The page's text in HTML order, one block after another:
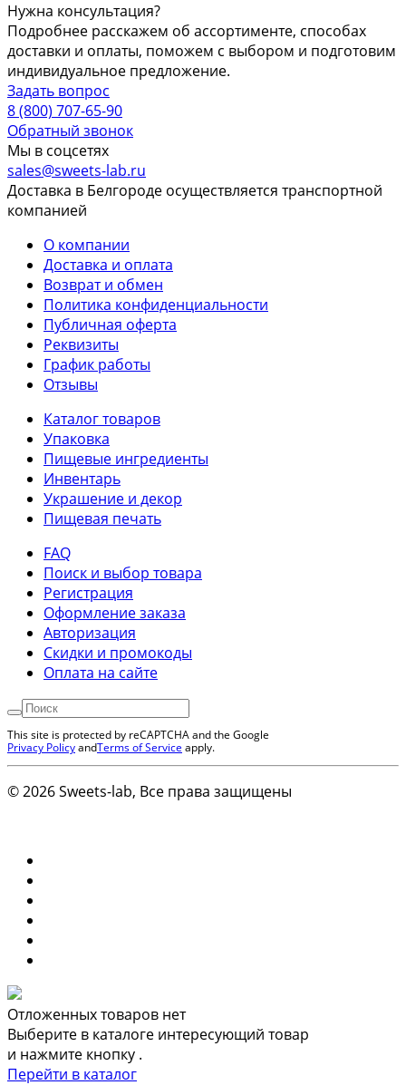
Нужна консультация?
Подробнее расскажем об ассортименте, способах
доставки и оплаты, поможем с выбором и подготовим
индивидуальное предложение.
Задать вопрос
8 (800) 707-65-90
Обратный звонок
Мы в соцсетях
sales@sweets-lab.ru
Доставка в Белгороде осуществляется транспортной
компанией
О компании
Доставка и оплата
Возврат и обмен
Политика конфиденциальности
Публичная оферта
Реквизиты
График работы
Отзывы
Каталог товаров
Упаковка
Пищевые ингредиенты
Инвентарь
Украшение и декор
Пищевая печать
FAQ
Поиск и выбор товара
Регистрация
Оформление заказа
Авторизация
Скидки и промокоды
Оплата на сайте
This site is protected by reCAPTCHA and the Google
Privacy PolicyandTerms of Service apply.
© 2026 Sweets-lab, Все права защищены
Отложенных товаров нет
Выберите в каталоге интересующий товар
и нажмите кнопку .
Перейти в каталог